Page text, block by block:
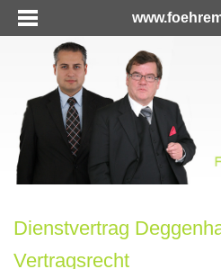
Dienstvertrag
Vertragsrecht